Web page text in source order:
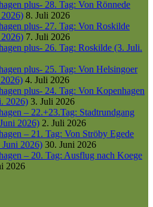
plus- 28. Tag: Von Rönnede
8. Juli 2026
plus- 27. Tag: Von Roskilde
7. Juli 2026
plus- 26. Tag: Roskilde (3. Juli.
plus- 25. Tag: Von Helsingoer
4. Juli 2026
plus- 24. Tag: Von Kopenhagen
2026) 3. Juli 2026
– 22.+23.Tag: Stadtrundgang
2026) 2. Juli 2026
– 21. Tag: Von Ströby Egede
Juni 2026) 30. Juni 2026
– 20. Tag: Ausflug nach Koege
2026